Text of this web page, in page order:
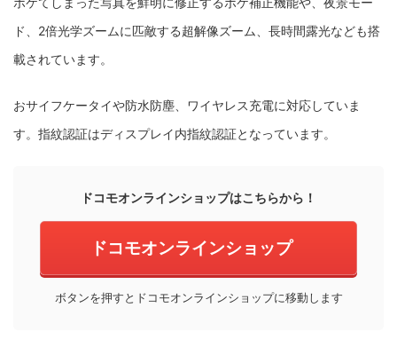
ド、2倍光学ズームに匹敵する超解像ズーム、長時間露光なども搭
載されています。
おサイフケータイや防水防塵、ワイヤレス充電に対応していま
す。指紋認証はディスプレイ内指紋認証となっています。
ドコモオンラインショップはこちらから！
ドコモオンラインショップ
ボタンを押すとドコモオンラインショップに移動します